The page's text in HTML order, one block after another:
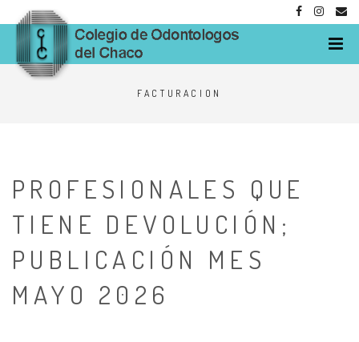
FACTURACION
PROFESIONALES QUE
TIENE DEVOLUCIÓN;
PUBLICACIÓN MES
MAYO 2026